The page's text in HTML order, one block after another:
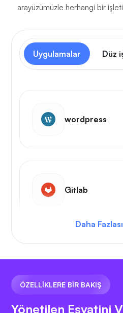
arayüzümüzle herhangi bir
Uygulamalar Düz
wordpress
Gitlab
VS Kodu
Daha
ÖZELLİKLERE BİR BAKIŞ
Yönetilen Esvatini